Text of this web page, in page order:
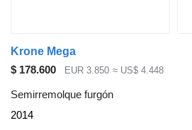
Krone Mega
$ 178.600
EUR 3.850 ≈ US$ 4.448
Semirremolque furgón
2014